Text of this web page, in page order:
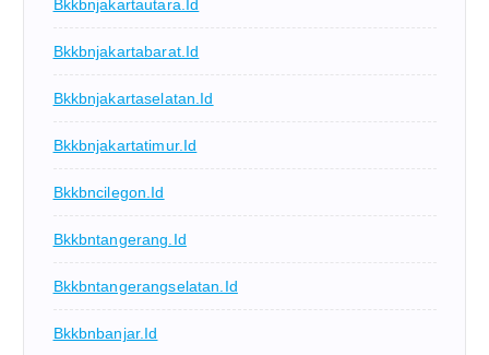
Bkkbnjakartautara.id
Bkkbnjakartabarat.id
Bkkbnjakartaselatan.id
Bkkbnjakartatimur.id
Bkkbncilegon.id
Bkkbntangerang.id
Bkkbntangerangselatan.id
Bkkbnbanjar.id